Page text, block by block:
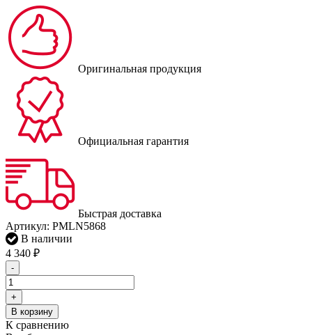
Оригинальная продукция
Официальная гарантия
Быстрая доставка
Артикул: PMLN5868
В наличии
4 340 ₽
-
+
В корзину
К сравнению